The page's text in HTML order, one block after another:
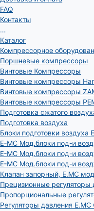
FAQ
Контакты
...
Каталог
Компрессорное
Поршневые компрессоры
Винтовые Компрессоры
Винтовые компрессоры
Винтовые компрессоры
Винтовые компрессоры
Подготовка сжатого
Подготовка воздуха
Блоки подготовки воздуха
E-MC Мод.блоки под-и
E-MC Мод.блоки под-и
E-MC Мод.блоки под-и
Клапан запорный, E.MC
Прецизионные регуляторы
Пропорциональные
Регуляторы давления E.MC